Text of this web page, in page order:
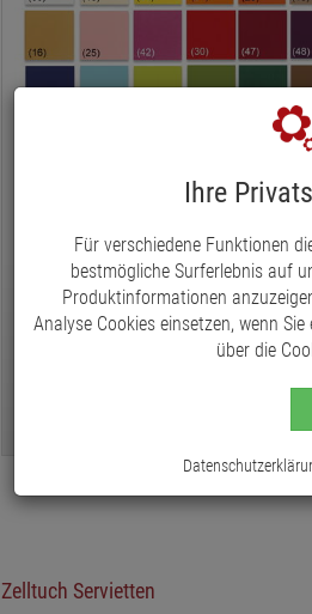
Duni Zelltuch Servietten
ZUM
Zelltuch Servietten
Ihre
Für verschiedene Funktionen
bestmögliche Surferlebnis auf
Produktinformationen
Analyse Cookies einsetzen, wenn
über die